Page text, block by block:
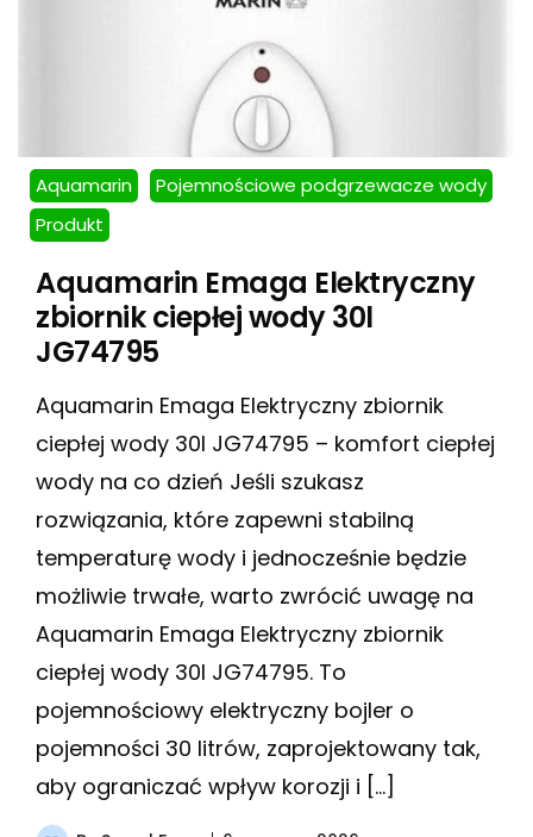
Aquamarin
Pojemnościowe podgrzewacze wody
Produkt
Aquamarin Emaga Elektryczny
zbiornik ciepłej wody 30l
JG74795
Aquamarin Emaga Elektryczny zbiornik
ciepłej wody 30l JG74795 – komfort ciepłej
wody na co dzień Jeśli szukasz
rozwiązania, które zapewni stabilną
temperaturę wody i jednocześnie będzie
możliwie trwałe, warto zwrócić uwagę na
Aquamarin Emaga Elektryczny zbiornik
ciepłej wody 30l JG74795. To
pojemnościowy elektryczny bojler o
pojemności 30 litrów, zaprojektowany tak,
aby ograniczać wpływ korozji i […]